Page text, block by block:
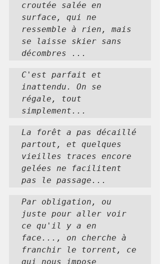
croutée salée en
surface, qui ne
ressemble à rien, mais
se laisse skier sans
décombres ...
C'est parfait et
inattendu. On se
régale, tout
simplement...
La forêt a pas décaillé
partout, et quelques
vieilles traces encore
gelées ne facilitent
pas le passage...
Par obligation, ou
juste pour aller voir
ce qu'il y a en
face..., on cherche à
franchir le torrent, ce
qui nous impose